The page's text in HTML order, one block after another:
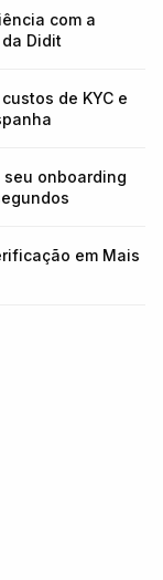
com a
Didit
de KYC e
seu onboarding
em Mais